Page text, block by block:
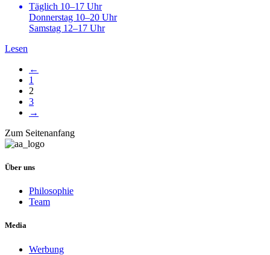
Täglich 10–17 Uhr
Donnerstag 10–20 Uhr
Samstag 12–17 Uhr
Lesen
←
1
2
3
→
Zum Seitenanfang
Über uns
Philosophie
Team
Media
Werbung